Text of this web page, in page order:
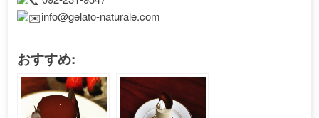
info@gelato-naturale.com
おすすめ: